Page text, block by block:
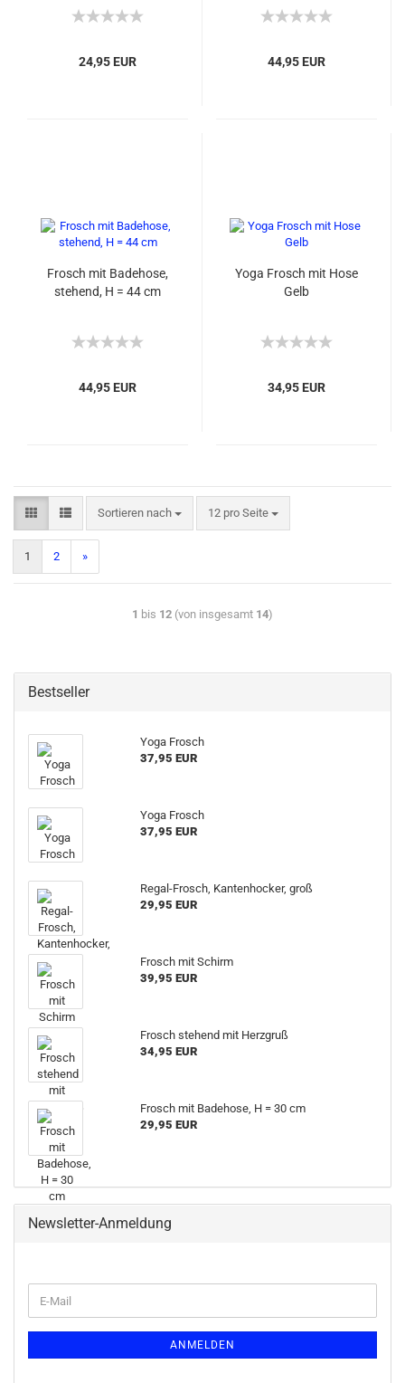
24,95 EUR 44,95 EUR
Frosch mit Badehose,
stehend, H = 44 cm
44,95 EUR
Yoga Frosch mit Hose
Gelb
34,95 EUR
Sortieren nach 12 pro Seite
1 2 »
1 bis 12 (von insgesamt 14)
Bestseller
Yoga Frosch
37,95 EUR
Yoga Frosch
37,95 EUR
Regal-Frosch, Kantenhocker, groß
29,95 EUR
Frosch mit Schirm
39,95 EUR
Frosch stehend mit Herzgruß
34,95 EUR
Frosch mit Badehose, H = 30 cm
29,95 EUR
Newsletter-Anmeldung
ANMELDEN